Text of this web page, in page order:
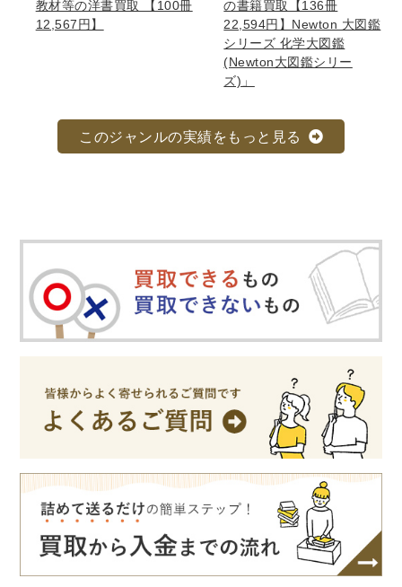
就職対策
英語学習
工学・技術・環境
語学検定・通訳
語学辞典・辞典
法律・ビジネス・事務資格関連
運輸・船舶・通信
CD・DVD・Blu-ray
洋書
洋書
英語洋書
その他
木版画・浮世絵
教材等の洋書買取 【100冊
12,567円】
の書籍買取【136冊
22,594円】Newton 大図鑑
シリーズ 化学大図鑑
(Newton大図鑑シリー
ズ)」
このジャンルの実績をもっと見る